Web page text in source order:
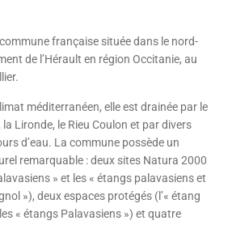
française située dans le nord-
de l’Hérault en région Occitanie, au
méditerranéen, elle est drainée par le
la Lironde, le Rieu Coulon et par divers
d’eau. La commune possède un
remarquable : deux sites Natura 2000
» et les « étangs palavasiens et
»), deux espaces protégés (l’« étang
« étangs Palavasiens ») et quatre